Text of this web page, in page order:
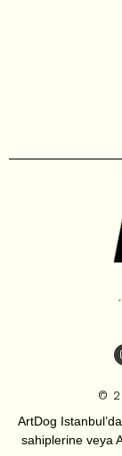
©
ArtDog
sahiplerine veya